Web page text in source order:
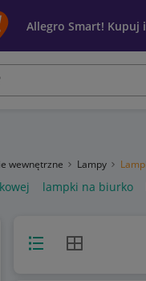
Allegro Smart! Kupuj
wewnętrzne Lampy
lampki na biurko
Widok listyWidok siatki